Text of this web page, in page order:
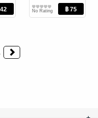
นิยาย Girl
Love/Yuri
No Rating